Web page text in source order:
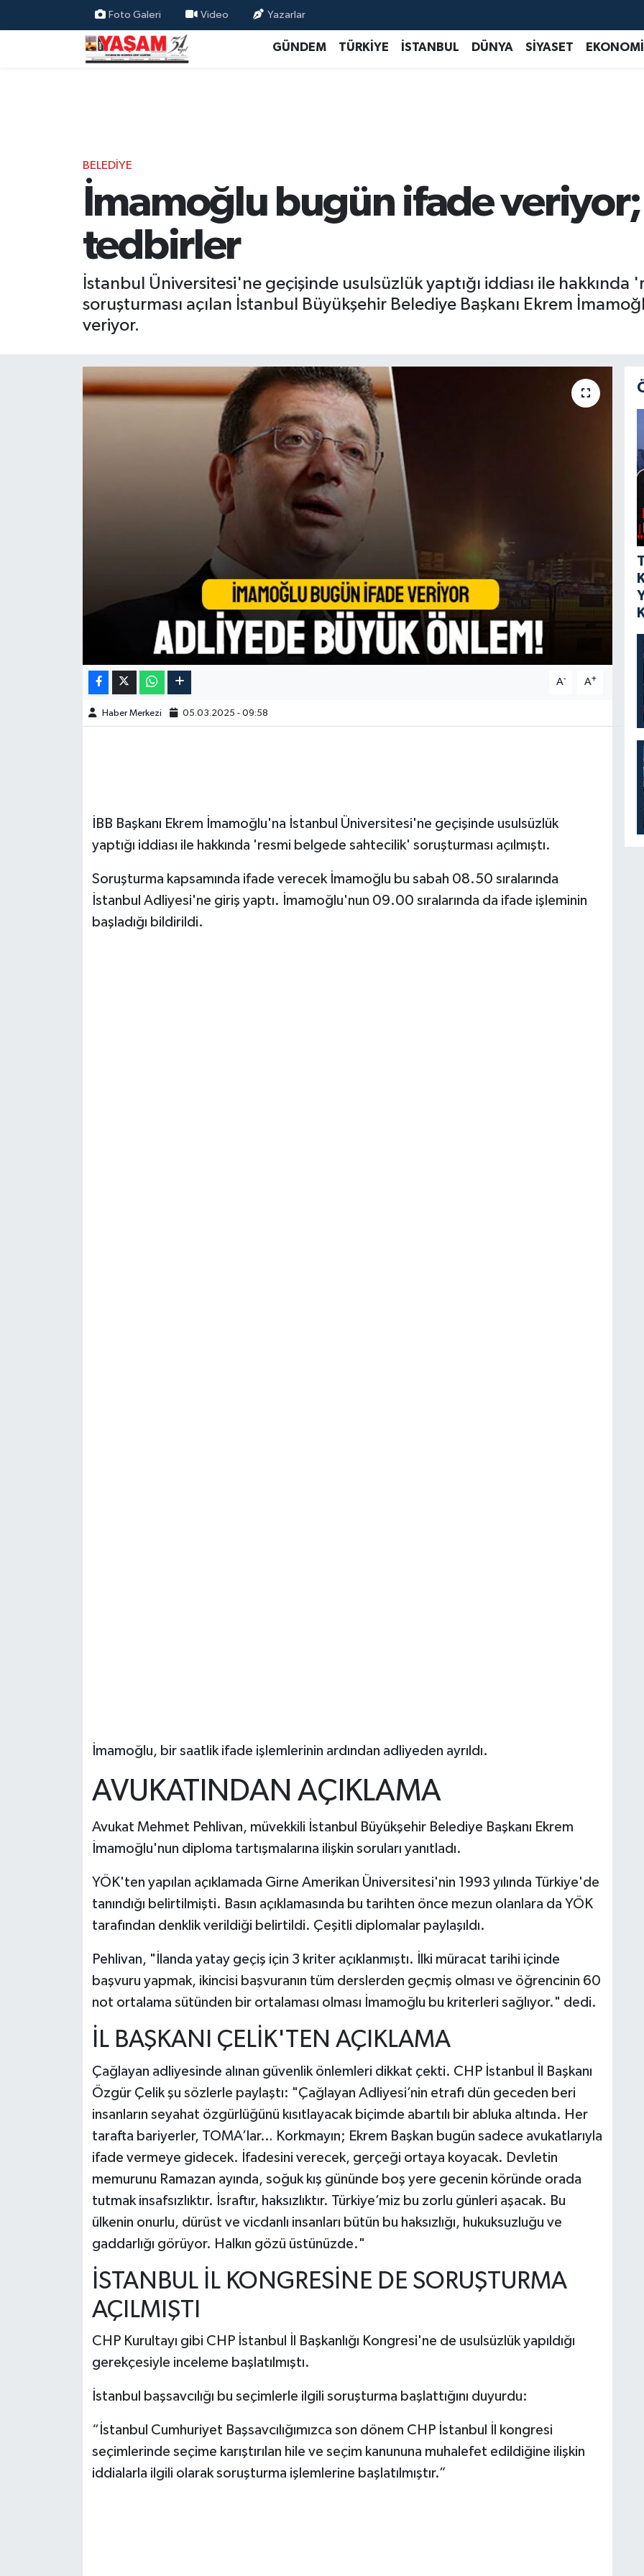
Foto Galeri Video Yazarlar
GÜNDEM TÜRKİYE İSTANBUL DÜNYA SİYASET EKONOMİ
BELEDİYE
İmamoğlu bugün ifade veriyor;
tedbirler
İstanbul Üniversitesi'ne geçişinde usulsüzlük yaptığı iddiası ile
soruşturması açılan İstanbul Büyükşehir Belediye Başkanı Ekrem
veriyor.
A- A+
Haber Merkezi 05.03.2025 - 09:58
İBB Başkanı Ekrem İmamoğlu'na İstanbul Üniversitesi'ne geçişinde usulsüzlük
yaptığı iddiası ile hakkında 'resmi belgede sahtecilik' soruşturması açılmıştı.
Soruşturma kapsamında ifade verecek İmamoğlu bu sabah 08.50 sıralarında
İstanbul Adliyesi'ne giriş yaptı. İmamoğlu'nun 09.00 sıralarında da ifade işleminin
başladığı bildirildi.
İmamoğlu, bir saatlik ifade işlemlerinin ardından adliyeden ayrıldı.
AVUKATINDAN AÇIKLAMA
Avukat Mehmet Pehlivan, müvekkili İstanbul Büyükşehir Belediye Başkanı Ekrem
İmamoğlu'nun diploma tartışmalarına ilişkin soruları yanıtladı.
YÖK'ten yapılan açıklamada Girne Amerikan Üniversitesi'nin 1993 yılında Türkiye'de
tanındığı belirtilmişti. Basın açıklamasında bu tarihten önce mezun olanlara da YÖK
tarafından denklik verildiği belirtildi. Çeşitli diplomalar paylaşıldı.
Pehlivan, "İlanda yatay geçiş için 3 kriter açıklanmıştı. İlki müracat tarihi içinde
başvuru yapmak, ikincisi başvuranın tüm derslerden geçmiş olması ve öğrencinin 60
not ortalama sütünden bir ortalaması olması İmamoğlu bu kriterleri sağlıyor." dedi.
İL BAŞKANI ÇELİK'TEN AÇIKLAMA
Çağlayan adliyesinde alınan güvenlik önlemleri dikkat çekti. CHP İstanbul İl Başkanı
Özgür Çelik şu sözlerle paylaştı: "Çağlayan Adliyesi’nin etrafı dün geceden beri
insanların seyahat özgürlüğünü kısıtlayacak biçimde abartılı bir abluka altında. Her
tarafta bariyerler, TOMA’lar… Korkmayın; Ekrem Başkan bugün sadece avukatlarıyla
ifade vermeye gidecek. İfadesini verecek, gerçeği ortaya koyacak. Devletin
memurunu Ramazan ayında, soğuk kış gününde boş yere gecenin köründe orada
tutmak insafsızlıktır. İsraftır, haksızlıktır. Türkiye’miz bu zorlu günleri aşacak. Bu
ülkenin onurlu, dürüst ve vicdanlı insanları bütün bu haksızlığı, hukuksuzluğu ve
gaddarlığı görüyor. Halkın gözü üstünüzde."
İSTANBUL İL KONGRESİNE DE SORUŞTURMA
AÇILMIŞTI
CHP Kurultayı gibi CHP İstanbul İl Başkanlığı Kongresi'ne de usulsüzlük yapıldığı
gerekçesiyle inceleme başlatılmıştı.
İstanbul başsavcılığı bu seçimlerle ilgili soruşturma başlattığını duyurdu:
“İstanbul Cumhuriyet Başsavcılığımızca son dönem CHP İstanbul İl kongresi
seçimlerinde seçime karıştırılan hile ve seçim kanununa muhalefet edildiğine ilişkin
iddialarla ilgili olarak soruşturma işlemlerine başlatılmıştır.”